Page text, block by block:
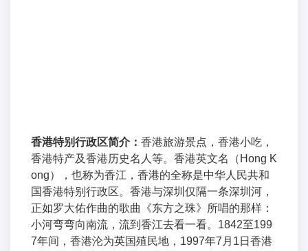
香港特别行政区简介： 香港旅游景点，香港小吃，
香港特产及香港历史名人等。香港英文名（Hong K
ong），也称为香江，香港的全称是中华人民共和
国香港特别行政区。香港与深圳仅隔一条深圳河，
正如罗大佑作曲的歌曲《东方之珠》所唱的那样：
小河弯弯向南流，流到香江去看一看。1842至199
7年间，香港沦为英国殖民地，1997年7月1日香港